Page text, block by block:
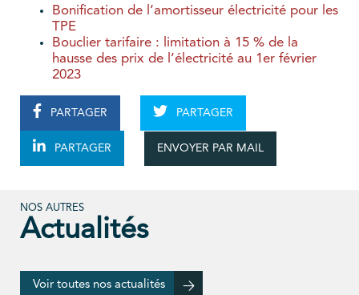
Bonification de l’amortisseur électricité pour les
TPE
Bouclier tarifaire : limitation à 15 % de la
hausse des prix de l’électricité au 1er février
2023
PARTAGER PARTAGER
PARTAGER ENVOYER PAR MAIL
NOS AUTRES
Actualités
Voir toutes nos actualités